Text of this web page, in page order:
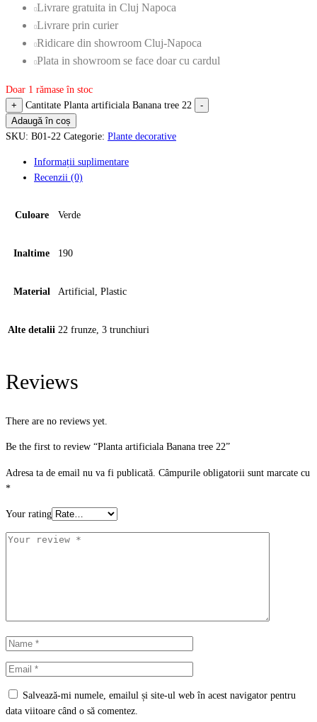
Livrare gratuita in Cluj Napoca
Livrare prin curier
Ridicare din showroom Cluj-Napoca
Plata in showroom se face doar cu cardul
Doar 1 rămase în stoc
+
Cantitate Planta artificiala Banana tree 22
-
Adaugă în coș
SKU: B01-22 Categorie: Plante decorative
Informații suplimentare
Recenzii (0)
Culoare Verde
Inaltime 190
Material Artificial, Plastic
Alte detalii 22 frunze, 3 trunchiuri
Reviews
There are no reviews yet.
Be the first to review “Planta artificiala Banana tree 22”
Adresa ta de email nu va fi publicată. Câmpurile obligatorii sunt marcate cu
*
Your rating
Salvează-mi numele, emailul și site-ul web în acest navigator pentru
data viitoare când o să comentez.